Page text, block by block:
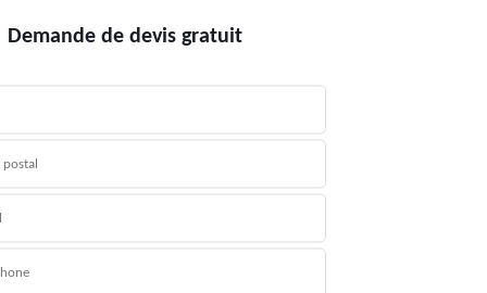
Demande de devis gratuit